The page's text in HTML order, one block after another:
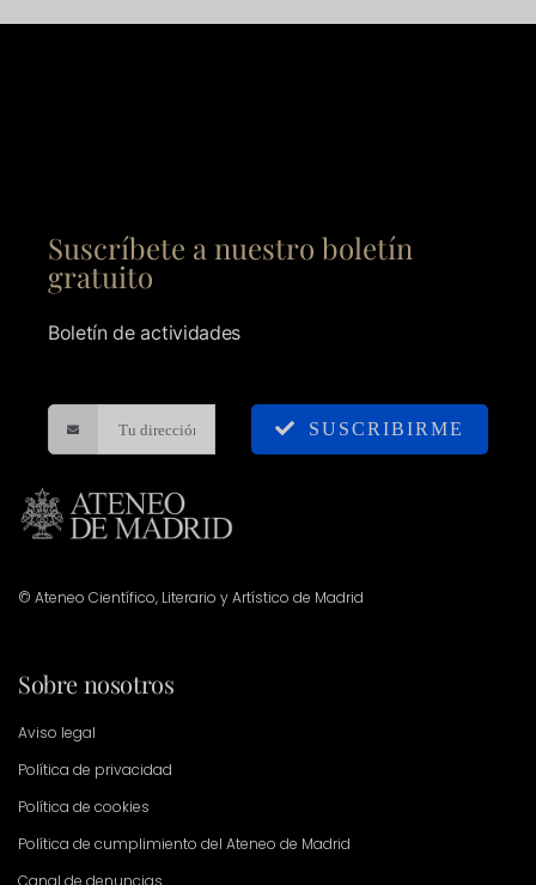
Suscríbete a nuestro boletín
gratuito
Boletín de actividades
SUSCRIBIRME
© Ateneo Científico, Literario y Artístico de Madrid
Sobre nosotros
Aviso legal
Política de privacidad
Política de cookies
Política de cumplimiento del Ateneo de Madrid